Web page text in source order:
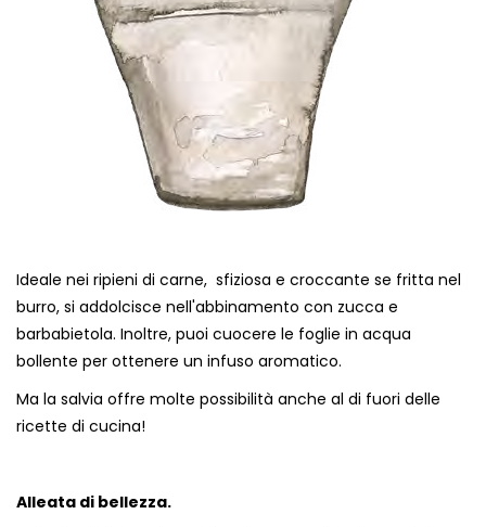
Ideale nei ripieni di carne, sfiziosa e croccante se fritta nel
burro, si addolcisce nell'abbinamento con zucca e
barbabietola. Inoltre, puoi cuocere le foglie in acqua
bollente per ottenere un infuso aromatico.
Ma la salvia offre molte possibilità anche al di fuori delle
ricette di cucina!
Alleata di bellezza.